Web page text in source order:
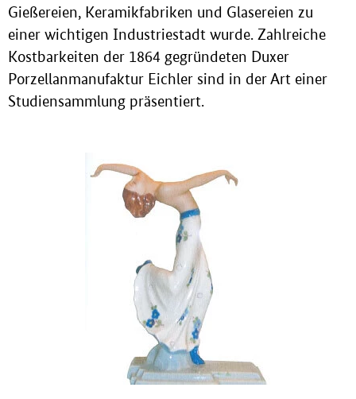
Gießereien, Keramikfabriken und Glasereien zu
einer wichtigen Industriestadt wurde. Zahlreiche
Kostbarkeiten der 1864 gegründeten Duxer
Porzellanmanufaktur Eichler sind in der Art einer
Studiensammlung präsentiert.